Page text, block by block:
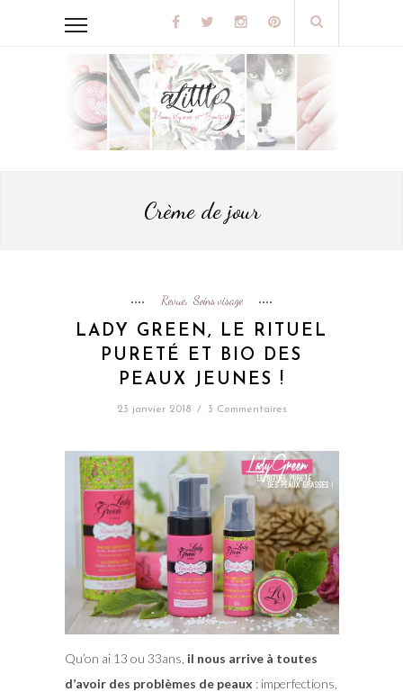
Crème de jour
Revue, Soins visage
LADY GREEN, LE RITUEL
PURETÉ ET BIO DES
PEAUX JEUNES !
23 janvier 2018 / 3 Commentaires
Qu’on ai 13 ou 33ans, il nous arrive à toutes
d’avoir des problèmes de peaux : imperfections,